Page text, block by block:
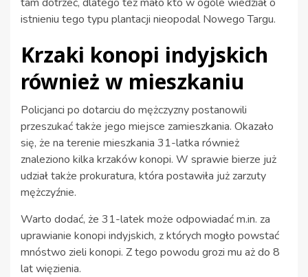
istnieniu tego typu plantacji nieopodal Nowego Targu.
Krzaki konopi indyjskich
również w mieszkaniu
Policjanci po dotarciu do mężczyzny postanowili
przeszukać także jego miejsce zamieszkania. Okazało
się, że na terenie mieszkania 31-latka również
znaleziono kilka krzaków konopi. W sprawie bierze już
udział także prokuratura, która postawiła już zarzuty
mężczyźnie.
Warto dodać, że 31-latek może odpowiadać m.in. za
uprawianie konopi indyjskich, z których mogło powstać
mnóstwo zieli konopi. Z tego powodu grozi mu aż do 8
lat więzienia.